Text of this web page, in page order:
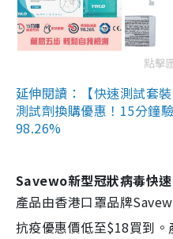
點擊
延伸閱讀：【快速測試套
測試劑換購優惠！15分鐘
98.26%
Savewo新型冠狀病毒快
產品由香港口罩品牌
抗疫優惠價低至$18買到